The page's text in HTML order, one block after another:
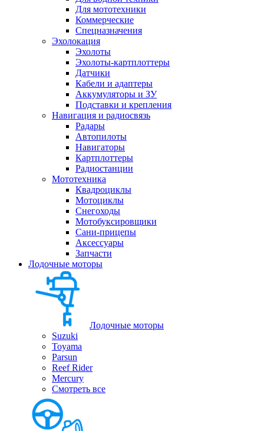
Для мототехники
Коммерческие
Спецназначения
Эхолокация
Эхолоты
Эхолоты-картплоттеры
Датчики
Кабели и адаптеры
Аккумуляторы и ЗУ
Подставки и крепления
Навигация и радиосвязь
Радары
Автопилоты
Навигаторы
Картплоттеры
Радиостанции
Мототехника
Квадроциклы
Мотоциклы
Снегоходы
Мотобуксировщики
Сани-прицепы
Аксессуары
Запчасти
Лодочные моторы
Лодочные моторы
Suzuki
Toyama
Parsun
Reef Rider
Mercury
Смотреть все